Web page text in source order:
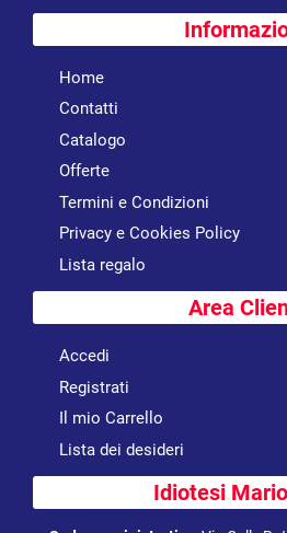
Home
Contatti
Catalogo
Offerte
Termini e Condizioni
Privacy e Cookies Policy
Lista regalo
Area
Accedi
Registrati
Il mio Carrello
Lista dei desideri
Idiotesi